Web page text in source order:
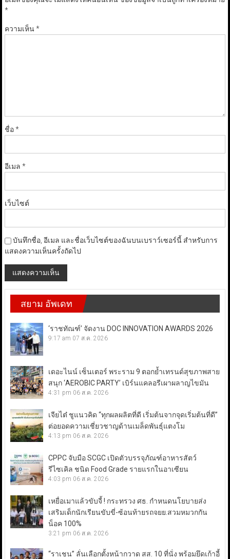
*
ความเห็น*
ชื่อ*
อีเมล *
เว็บไซต์
บันทึกชื่อ, อีเมล และชื่อเว็บไซต์ของฉันบนเบราว์เซอร์นี้ สำหรับการ
แสดงความเห็นครั้งถัดไป
สยาม อัพเดท
‘ราชทัณฑ์’ จัดงาน DOC INNOVATION AWARDS 2026
9:17 am 07 ส.ค. 2026
เดอะไนน์ เซ็นเตอร์ พระราม 9 ตอกย้ำเทรนด์สุขภาพสาย
สนุก ‘AEROBIC PARTY’ เบิร์นแคลอรีเผาผลาญไขมัน
4:31 pm 06 ส.ค. 2026
เจียไต๋ ชูแนวคิด “ทุกผลผลิตที่ดี เริ่มต้นจากจุดเริ่มต้นที่ดี”
ต่อยอดความเชี่ยวชาญด้านเมล็ดพันธุ์แตงโม
4:13 pm 06 ส.ค. 2026
CPPC จับมือ SCGC เปิดตัวบรรจุภัณฑ์อาหารสัตว์
รีไซเคิล ชนิด Food Grade รายแรกในอาเซียน
4:03 pm 06 ส.ค. 2026
เหยื่อเมาแล้วขับจี้ ! กระทรวง ศธ. กำหนดนโยบายส่ง
เสริมเด็กนักเรียนขับขี่-ซ้อนท้ายรถจยย.สวมหมวกกัน
น็อค 100%
3:21 pm 06 ส.ค. 2026
“ราเชน” ลั่นเลือกตั้งหน้ากวาด สส. 10 ที่นั่ง พร้อมยึดเก้าอี้